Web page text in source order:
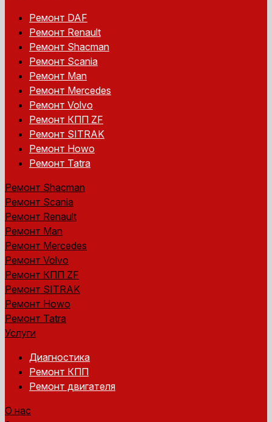
Ремонт DAF
Ремонт Renault
Ремонт Shacman
Ремонт Scania
Ремонт Man
Ремонт Mercedes
Ремонт Volvo
Ремонт КПП ZF
Ремонт SITRAK
Ремонт Howo
Ремонт Tatra
Ремонт Shacman
Ремонт Scania
Ремонт Renault
Ремонт Man
Ремонт Mercedes
Ремонт Volvo
Ремонт КПП ZF
Ремонт SITRAK
Ремонт Howo
Ремонт Tatra
Услуги
Диагностика
Ремонт КПП
Ремонт двигателя
О нас